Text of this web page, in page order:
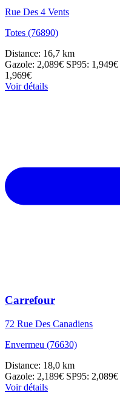
Rue Des 4 Vents
Totes (76890)
Distance: 16,7 km
Gazole: 2,089€ SP95: 1,949€
1,969€
Voir détails
Carrefour
72 Rue Des Canadiens
Envermeu (76630)
Distance: 18,0 km
Gazole: 2,189€ SP95: 2,089€
Voir détails